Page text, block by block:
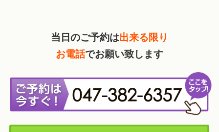
当日のご予約は出来る限り
お電話でお願い致します